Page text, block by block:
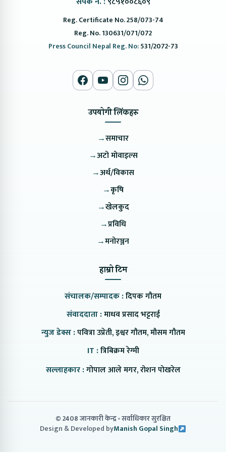
Reg. Certificate No. 258/073-74
Reg. No. 130631/071/072
Press Council Nepal Reg. No:531/2072-73
उपयोगी लिंकहरु
→समाचार
→अटो मोवाइल्स
→अर्थ/विकास
→कृषि
→खेलकुद
→प्रविधि
→मनोरञ्जन
हाम्रो टिम
संचालक/सम्पादक :दिपक गौतम
संवाददाता :माधव प्रसाद भट्टराई
न्युज डेक्स :पवित्रा उप्रेती, इश्वर गौतम, मौसम गौतम
IT :त्रिबिक्रम रेग्मी
सल्लाहकार :गोपाल आले मगर, रोशन पोखरेल
© 2408 जानकारी केन्द्र सर्वाधिकार सुरक्षित
Design & Developed byManish Gopal Singh